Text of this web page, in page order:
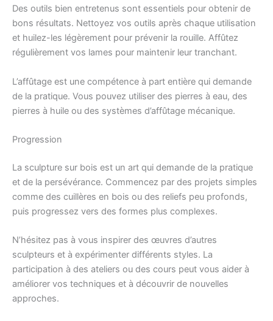
Des outils bien entretenus sont essentiels pour obtenir de
bons résultats. Nettoyez vos outils après chaque utilisation
et huilez-les légèrement pour prévenir la rouille. Affûtez
régulièrement vos lames pour maintenir leur tranchant.
L’affûtage est une compétence à part entière qui demande
de la pratique. Vous pouvez utiliser des pierres à eau, des
pierres à huile ou des systèmes d’affûtage mécanique.
Progression
La sculpture sur bois est un art qui demande de la pratique
et de la persévérance. Commencez par des projets simples
comme des cuillères en bois ou des reliefs peu profonds,
puis progressez vers des formes plus complexes.
N’hésitez pas à vous inspirer des œuvres d’autres
sculpteurs et à expérimenter différents styles. La
participation à des ateliers ou des cours peut vous aider à
améliorer vos techniques et à découvrir de nouvelles
approches.